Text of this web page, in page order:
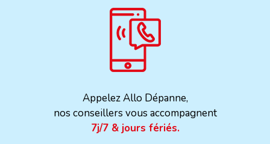
Appelez Allo Dépanne,
nos conseillers vous accompagnent
7j/7 & jours fériés.